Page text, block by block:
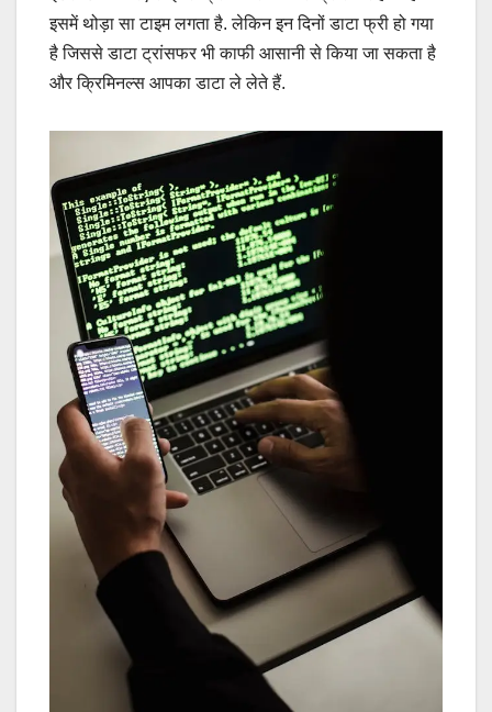
इसमें थोड़ा सा टाइम लगता है. लेकिन इन दिनों डाटा फ्री हो गया
है जिससे डाटा ट्रांसफर भी काफी आसानी से किया जा सकता है
और क्रिमिनल्स आपका डाटा ले लेते हैं.